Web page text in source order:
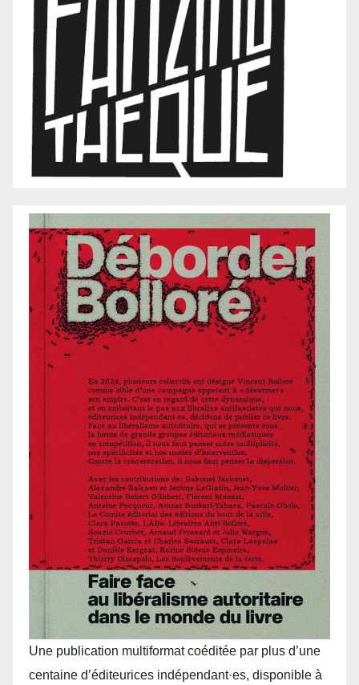
Une publication multiformat coéditée par plus d’une
centaine d’éditeurices indépendant·es, disponible à